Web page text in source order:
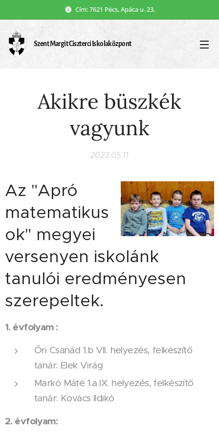
Cím: 7621 Pécs, Apáca u. 23.
Szent Margit Ciszterci Iskolaközpont
Akikre büszkék
vagyunk
2023.05.11
Az "Apró
matematikus
ok" megyei
versenyen iskolánk
tanulói eredményesen
szerepeltek.
1. évfolyam :
Őri Csanád 1.b VII. helyezés, felkészítő
tanár: Elek Virág
Markó Máté 1.a IX. helyezés, felkészítő
tanár: Kovács Ildikó
2. évfolyam: